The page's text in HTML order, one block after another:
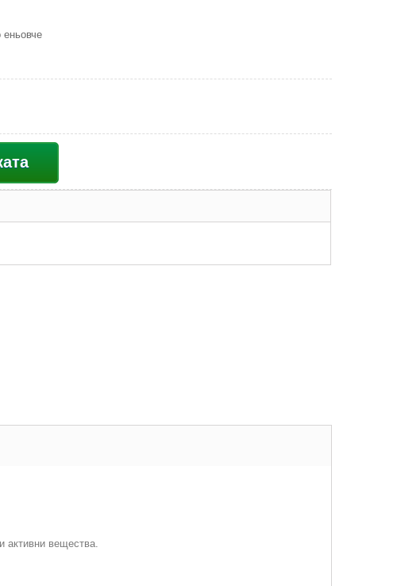
еньовче
активни вещества.